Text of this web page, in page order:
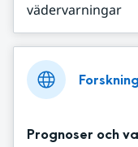
vädervarningar
Prognoser och